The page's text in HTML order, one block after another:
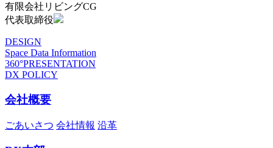
有限会社リビングCG
代表取締役
DESIGN
Space Data Information
360°PRESENTATION
DX POLICY
会社概要
ごあいさつ 会社情報 沿革